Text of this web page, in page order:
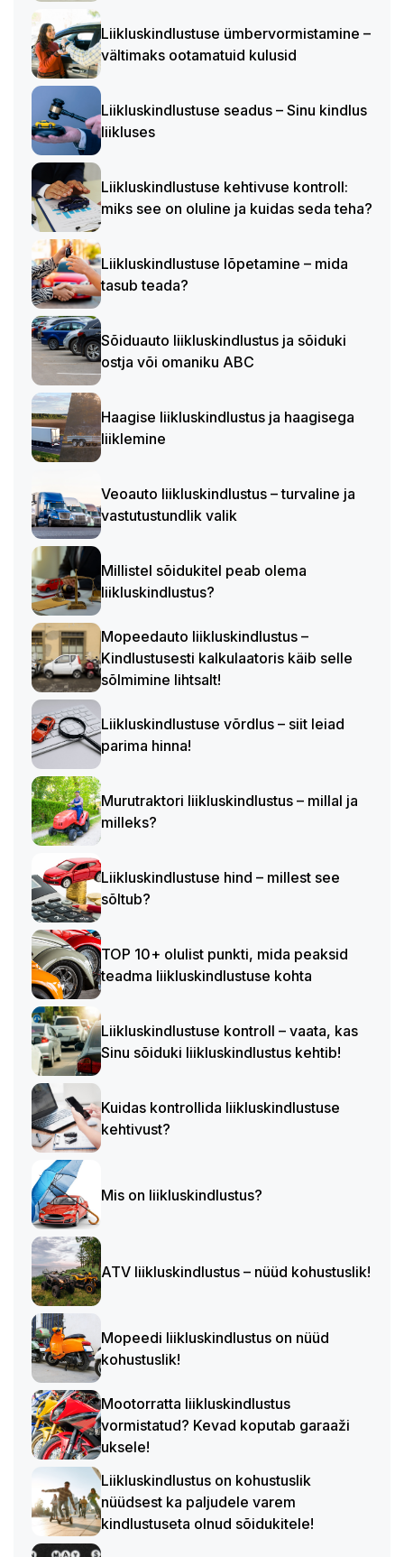
Liikluskindlustuse ümbervormistamine –
vältimaks ootamatuid kulusid
Liikluskindlustuse seadus – Sinu kindlus
liikluses
Liikluskindlustuse kehtivuse kontroll:
miks see on oluline ja kuidas seda teha?
Liikluskindlustuse lõpetamine – mida
tasub teada?
Sõiduauto liikluskindlustus ja sõiduki
ostja või omaniku ABC
Haagise liikluskindlustus ja haagisega
liiklemine
Veoauto liikluskindlustus – turvaline ja
vastutustundlik valik
Millistel sõidukitel peab olema
liikluskindlustus?
Mopeedauto liikluskindlustus –
Kindlustusesti kalkulaatoris käib selle
sõlmimine lihtsalt!
Liikluskindlustuse võrdlus – siit leiad
parima hinna!
Murutraktori liikluskindlustus – millal ja
milleks?
Liikluskindlustuse hind – millest see
sõltub?
TOP 10+ olulist punkti, mida peaksid
teadma liikluskindlustuse kohta
Liikluskindlustuse kontroll – vaata, kas
Sinu sõiduki liikluskindlustus kehtib!
Kuidas kontrollida liikluskindlustuse
kehtivust?
Mis on liikluskindlustus?
ATV liikluskindlustus – nüüd kohustuslik!
Mopeedi liikluskindlustus on nüüd
kohustuslik!
Mootorratta liikluskindlustus
vormistatud? Kevad koputab garaaži
uksele!
Liikluskindlustus on kohustuslik
nüüdsest ka paljudele varem
kindlustuseta olnud sõidukitele!